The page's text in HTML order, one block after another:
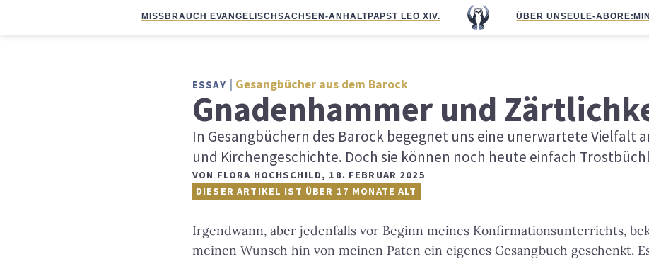
MISSBRAUCH EVANGELISCHSACHSEN-ANHALTPAPST LEO XIV. ÜBER UNS EULE-ABO
ESSAY Gesangbücher aus dem Barock
Gnadenhammer und
In Gesangbüchern des Barock begegnet uns eine unerwartete Vielfalt
und Kirchengeschichte. Doch sie können noch heute einfach
VON FLORA HOCHSCHILD, 18. FEBRUAR 2025
DIESER ARTIKEL IST ÜBER 17 MONATE ALT
Irgendwann, aber jedenfalls vor Beginn meines Konfirmationsunterrichts,
meinen Wunsch hin von meinen Paten ein eigenes Gesangbuch geschenkt.